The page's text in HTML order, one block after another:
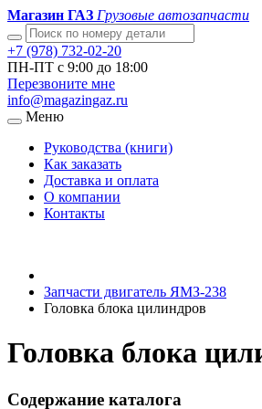
Магазин ГАЗ Грузовые автозапчасти
+7 (978) 732-02-20
ПН-ПТ с 9:00 до 18:00
Перезвоните мне
info@magazingaz.ru
Меню
Руководства (книги)
Как заказать
Доставка и оплата
О компании
Контакты
Запчасти двигатель ЯМЗ-238
Головка блока цилиндров
Головка блока
Содержание каталога